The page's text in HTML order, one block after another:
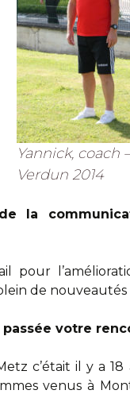
Yannick, coach –
Verdun 2014
la
pour
de
passée votre
c’était il y a
venus à